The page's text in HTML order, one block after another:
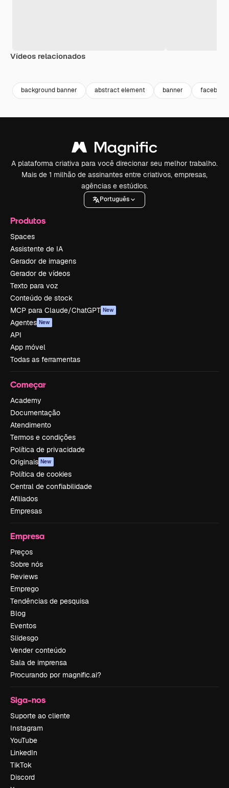
Vídeos relacionados
background banner abstract element banner facebook
A plataforma criativa para você direcionar seu melhor trabalho.
Mais de 1 milhão de assinantes entre criativos, empresas,
agências e estúdios.
Português
Produtos
Spaces
Assistente de IA
Gerador de imagens
Gerador de vídeos
Texto para voz
Conteúdo de stock
MCP para Claude/ChatGPT New
Agentes New
API
App móvel
Todas as ferramentas
Começar
Academy
Documentação
Atendimento
Termos e condições
Política de privacidade
Originais New
Política de cookies
Central de confiabilidade
Afiliados
Empresas
Empresa
Preços
Sobre nós
Reviews
Emprego
Tendências de pesquisa
Blog
Eventos
Slidesgo
Vender conteúdo
Sala de imprensa
Procurando por magnific.ai?
Siga-nos
Suporte ao cliente
Instagram
YouTube
LinkedIn
TikTok
Discord